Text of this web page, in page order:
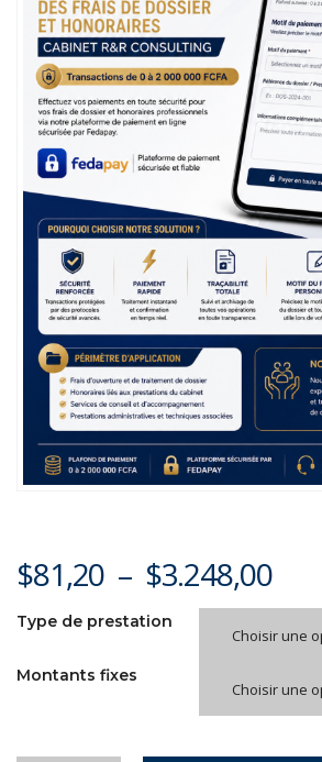
$81,20 – $3.248,00
Type de prestation
Choisir une
Montants fixes
Choisir une